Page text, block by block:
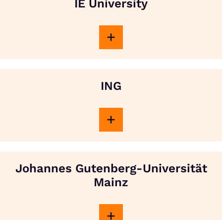
IE University
ING
Johannes Gutenberg-Universität
Mainz